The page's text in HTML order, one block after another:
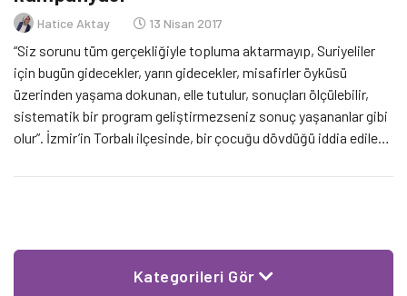
Hatice Aktay 13 Nisan 2017
“Siz sorunu tüm gerçekliğiyle topluma aktarmayıp, Suriyeliler
için bugün gidecekler, yarın gidecekler, misafirler öyküsü
üzerinden yaşama dokunan, elle tutulur, sonuçları ölçülebilir,
sistematik bir program geliştirmezseniz sonuç yaşananlar gibi
olur”. İzmir’in Torbalı ilçesinde, bir çocuğu dövdüğü iddia edilen
Biri ağır 30 kişinin yaralandığı olay sonrası kentteki yaklaşık 500
Kategorileri Gör